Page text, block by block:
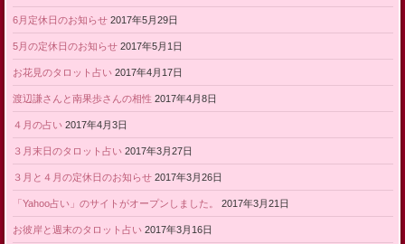
6月定休日のお知らせ 2017年5月29日
5月の定休日のお知らせ 2017年5月1日
お花見のタロット占い 2017年4月17日
渡辺謙さんと南果歩さんの相性 2017年4月8日
４月の占い 2017年4月3日
３月末日のタロット占い 2017年3月27日
３月と４月の定休日のお知らせ 2017年3月26日
「Yahoo占い」のサイトがオープンしました。 2017年3月21日
お彼岸と週末のタロット占い 2017年3月16日